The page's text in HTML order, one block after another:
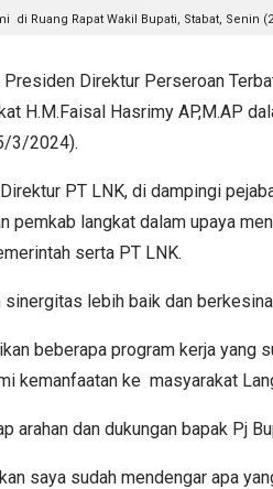
di Ruang Rapat Wakil Bupati, Stabat, Senin
Presiden Direktur Perseroan
H.M.Faisal Hasrimy AP,M.AP
3/2024).
PT LNK, di dampingi
pemkab langkat dalam upaya
serta PT LNK.
lebih baik dan
beberapa program kerja yang
kemanfaatan ke masyarakat
arahan dan dukungan bapak Pj
saya sudah mendengar apa